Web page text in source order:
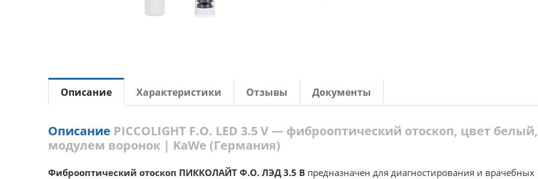
Описание Характеристики Отзывы Документы
Описание PICCOLIGHT F.O. LED 3.5 V — фиброоптический отоскоп, цвет
модулем воронок | KaWe (Германия)
Фиброоптический отоскоп ПИККОЛАЙТ Ф.О. ЛЭД 3.5 В предназначен для диагностирования и врачебных